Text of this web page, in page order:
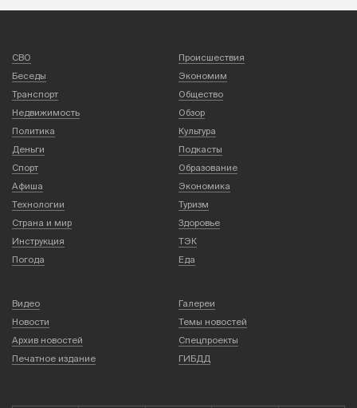
СВО
Происшествия
Беседы
Экономим
Транспорт
Общество
Недвижимость
Обзор
Политика
Культура
Деньги
Подкасты
Спорт
Образование
Афиша
Экономика
Технологии
Туризм
Страна и мир
Здоровье
Инструкция
ТЭК
Погода
Еда
Видео
Галереи
Новости
Темы новостей
Архив новостей
Спецпроекты
Печатное издание
ГИБДД